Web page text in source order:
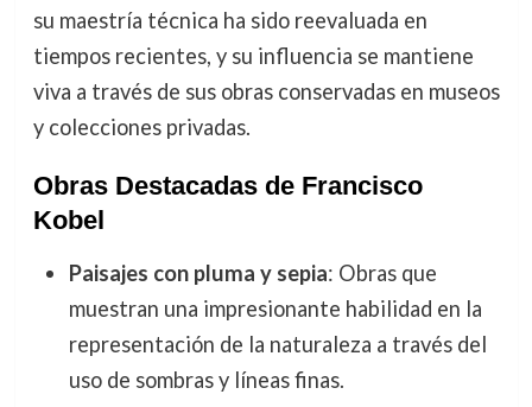
su maestría técnica ha sido reevaluada en
tiempos recientes, y su influencia se mantiene
viva a través de sus obras conservadas en museos
y colecciones privadas.
Obras Destacadas de Francisco
Kobel
Paisajes con pluma y sepia: Obras que
muestran una impresionante habilidad en la
representación de la naturaleza a través del
uso de sombras y líneas finas.